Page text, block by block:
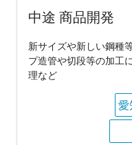
中途 商品開発
新サイズや新しい鋼種
プ造管や切段等の加工
理など
愛